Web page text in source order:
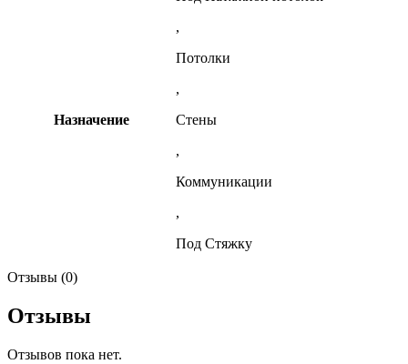
Назначение
,
Потолки
,
Стены
,
Коммуникации
,
Под Стяжку
Отзывы (0)
Отзывы
Отзывов пока нет.